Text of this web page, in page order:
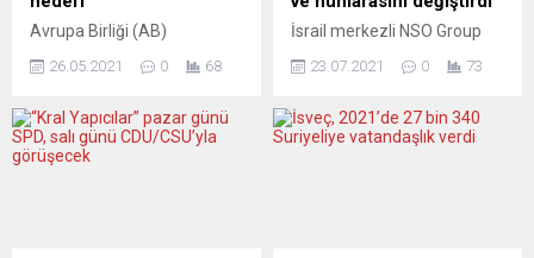
Avrupa Birliği (AB)
Komisyonu Başkanı Ursula
von der Leyen, koronavirüse
hızlandığını, temmuzda
yetişkin nüfusun yüzde
26.05.2021 0 68
İsrail merkezli NSO Group
şirketinin ürettiği Pegasus
casus yazılımıyla Fas
dinleme girişiminin
hedefinde olduğu iddia
23.07.2021 0 73